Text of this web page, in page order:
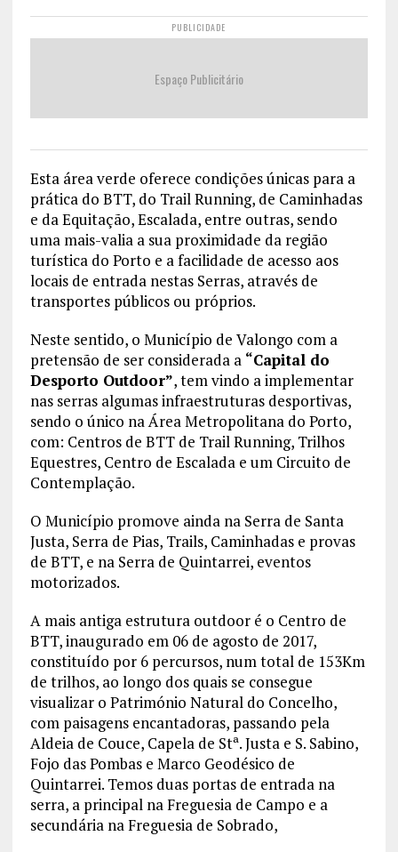
PUBLICIDADE
Espaço Publicitário
Esta área verde oferece condições únicas para a
prática do BTT, do Trail Running, de Caminhadas
e da Equitação, Escalada, entre outras, sendo
uma mais-valia a sua proximidade da região
turística do Porto e a facilidade de acesso aos
locais de entrada nestas Serras, através de
transportes públicos ou próprios.
Neste sentido, o Município de Valongo com a
pretensão de ser considerada a “Capital do
Desporto Outdoor”, tem vindo a implementar
nas serras algumas infraestruturas desportivas,
sendo o único na Área Metropolitana do Porto,
com: Centros de BTT de Trail Running, Trilhos
Equestres, Centro de Escalada e um Circuito de
Contemplação.
O Município promove ainda na Serra de Santa
Justa, Serra de Pias, Trails, Caminhadas e provas
de BTT, e na Serra de Quintarrei, eventos
motorizados.
A mais antiga estrutura outdoor é o Centro de
BTT, inaugurado em 06 de agosto de 2017,
constituído por 6 percursos, num total de 153Km
de trilhos, ao longo dos quais se consegue
visualizar o Património Natural do Concelho,
com paisagens encantadoras, passando pela
Aldeia de Couce, Capela de Stª. Justa e S. Sabino,
Fojo das Pombas e Marco Geodésico de
Quintarrei. Temos duas portas de entrada na
serra, a principal na Freguesia de Campo e a
secundária na Freguesia de Sobrado,